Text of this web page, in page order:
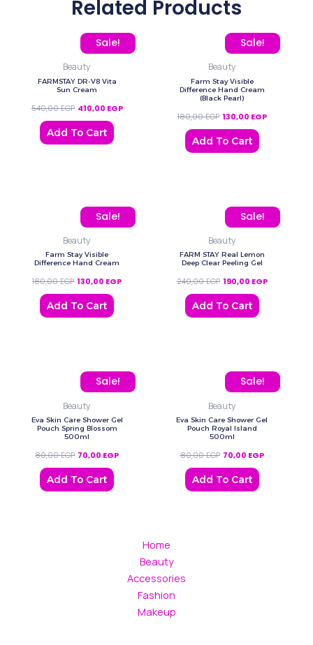
Related Products
Sale!
Beauty
FARMSTAY DR-V8 Vita
Sun Cream
540,00EGP
Original price was: 540,00 EGP.
410,00 EGP
Current price is: 410,00 EGP.
Add To Cart
Sale!
Beauty
Farm Stay Visible
Difference Hand Cream
(Black Pearl)
180,00EGP
Original price was:
130,00 EGP
Current
Add To Cart
Sale!
Beauty
Farm Stay Visible
Difference Hand Cream
180,00EGP
Original price was: 180,00 EGP.
130,00 EGP
Current price is: 130,00 EGP.
Add To Cart
Sale!
Beauty
FARM STAY Real Lemon
Deep Clear Peeling Gel
240,00EGP
Original price was:
190,00 EGP
Current
Add To Cart
Sale!
Beauty
Eva Skin Care Shower Gel
Pouch Spring Blossom
500ml
80,00EGP
Original price was: 80,00 EGP.
70,00 EGP
Current price is: 70,00 EGP.
Add To Cart
Sale!
Beauty
Eva Skin Care Shower Gel
Pouch Royal Island
500ml
80,00EGP
Original price was:
70,00 EGP
Current price
Add To Cart
Home
Beauty
Accessories
Fashion
Makeup